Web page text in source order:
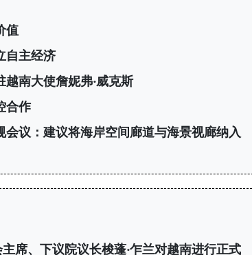
值
自主经济
南大使詹妮弗·威克斯
合作
议：建议将海岸空间廊道与海景视廊纳入
席、下议院议长梭蓬·乍兰对越南进行正式